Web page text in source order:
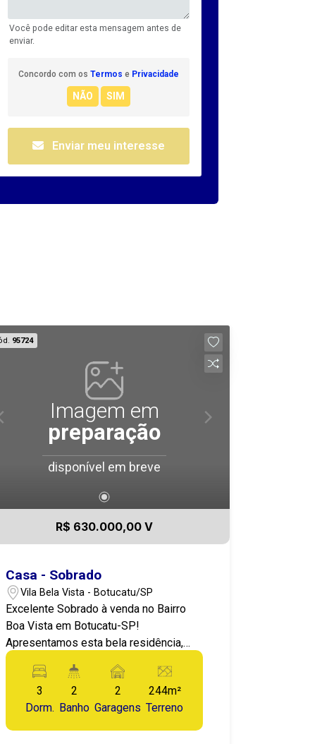
Você pode editar esta mensagem antes de
enviar.
Concordo com os Termos e Privacidade
Enviar meu interesse
95724
Imagem em
preparação
disponível em breve
R$ 630.000,00 V
Casa - Sobrado
Vila Bela Vista - Botucatu/SP
Excelente Sobrado à venda no Bairro
Boa Vista em Botucatu-SP!
Apresentamos esta bela residência,
Ampla, excelente acabamento,
localizada no Bairro Boa Vista em
Botucatu-SP! Bairro tranquilo a poucos
minutos do centro de Botucatu! A
poucos minutos de vários serviços
3
Dorm.
2
Banho
2
Garagens
244m²
Terreno